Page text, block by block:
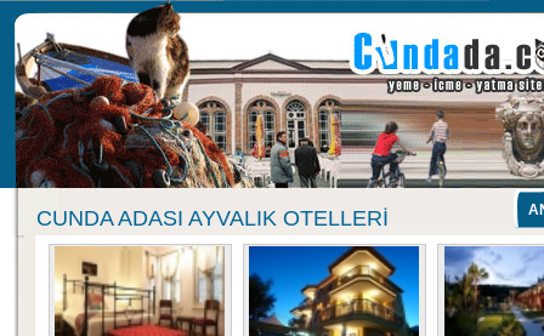
CUNDA ADASI AYVALIK OTELLERI